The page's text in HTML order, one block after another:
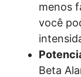
menos
você
Beta